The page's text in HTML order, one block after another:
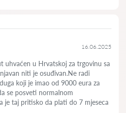
16.06.2025
uhvaćen u Hrvatskoj za trgovinu sa
niti je osuđivan.Ne radi
koji je imao od 9000 eura za
se posveti normalnom
je taj pritisko da plati do 7 mjeseca